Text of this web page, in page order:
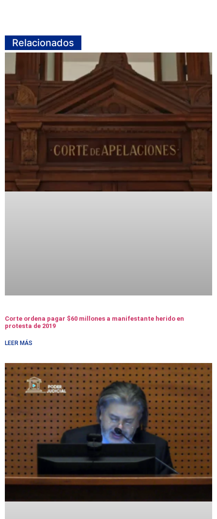
Relacionados
Corte ordena pagar $60 millones a manifestante herido en
protesta de 2019
LEER MÁS